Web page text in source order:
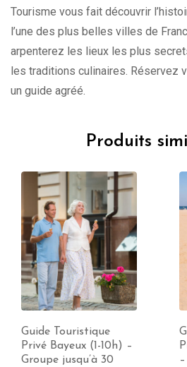
Tourisme vous fait découvrir
l’une des plus belles villes de
arpenterez les lieux les plus
les traditions culinaires. Réservez
un guide agréé.
Produits
Guide Touristique
Privé Bayeux (1-10h) –
Groupe jusqu’à 30